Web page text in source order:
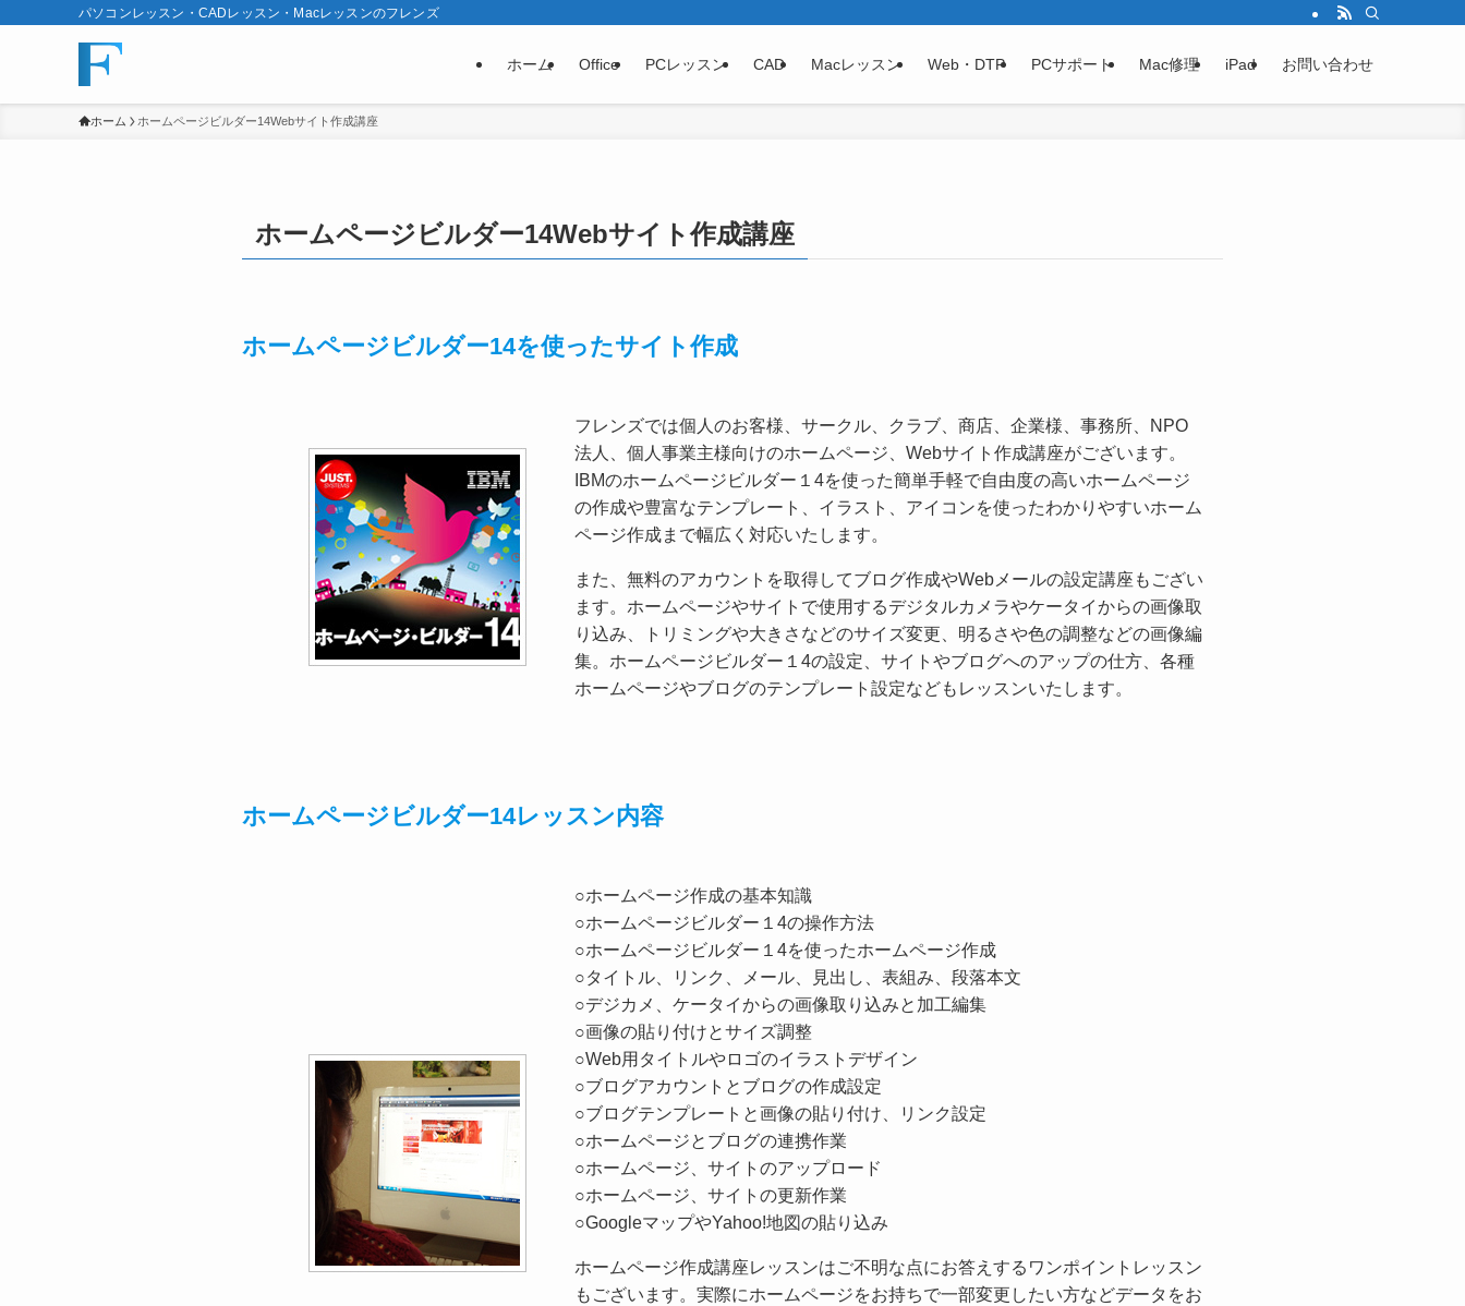
パソコンレッスン・CADレッスン・Macレッスンのフレンズ
ホーム Office PCレッスン CAD Macレッスン Web・DTP PCサポート Mac修理 iPad お問い合わせ
ホーム ホームページビルダー14Webサイト作成講座
ホームページビルダー14Webサイト作成講座
ホームページビルダー14を使ったサイト作成
フレンズでは個人のお客様、サークル、クラブ、商店、企業様、事務所、NPO
法人、個人事業主様向けのホームページ、Webサイト作成講座がございます。
IBMのホームページビルダー１4を使った簡単手軽で自由度の高いホームページ
の作成や豊富なテンプレート、イラスト、アイコンを使ったわかりやすいホーム
ページ作成まで幅広く対応いたします。
また、無料のアカウントを取得してブログ作成やWebメールの設定講座もござい
ます。ホームページやサイトで使用するデジタルカメラやケータイからの画像取
り込み、トリミングや大きさなどのサイズ変更、明るさや色の調整などの画像編
集。ホームページビルダー１4の設定、サイトやブログへのアップの仕方、各種
ホームページやブログのテンプレート設定などもレッスンいたします。
ホームページビルダー14レッスン内容
○ホームページ作成の基本知識
○ホームページビルダー１4の操作方法
○ホームページビルダー１4を使ったホームページ作成
○タイトル、リンク、メール、見出し、表組み、段落本文
○デジカメ、ケータイからの画像取り込みと加工編集
○画像の貼り付けとサイズ調整
○Web用タイトルやロゴのイラストデザイン
○ブログアカウントとブログの作成設定
○ブログテンプレートと画像の貼り付け、リンク設定
○ホームページとブログの連携作業
○ホームページ、サイトのアップロード
○ホームページ、サイトの更新作業
○GoogleマップやYahoo!地図の貼り込み
ホームページ作成講座レッスンはご不明な点にお答えするワンポイントレッスン
もございます。実際にホームページをお持ちで一部変更したい方などデータをお